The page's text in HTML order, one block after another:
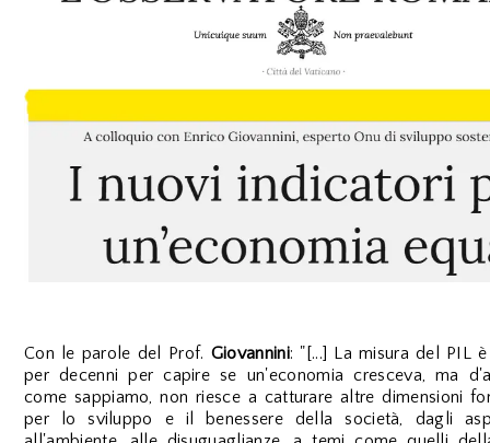
Con le parole del Prof. Giovannini: "[...] La misura del PIL
per decenni per capire se un'economia cresceva, ma
come sappiamo, non riesce a catturare altre dimensioni
per lo sviluppo e il benessere della società, dagli